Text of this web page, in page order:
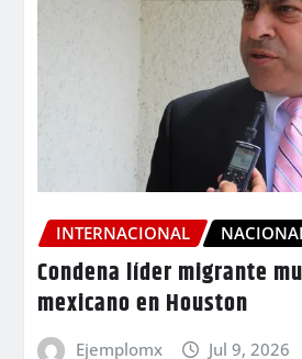
INTERNACIONAL
Condena líder migrante
mexicano en Houston
Ejemplomx Jul 9, 2026